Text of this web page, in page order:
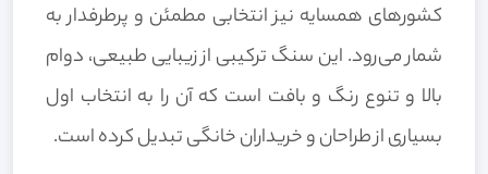
کشورهای همسایه نیز انتخابی مطمئن و پرطرفدار به
شمار می‌رود. این سنگ ترکیبی از زیبایی طبیعی، دوام
بالا و تنوع رنگ و بافت است که آن را به انتخاب اول
بسیاری از طراحان و خریداران خانگی تبدیل کرده است.